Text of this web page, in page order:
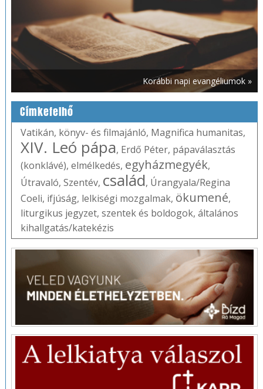
Korábbi napi evangéliumok »
Címkefelhő
Vatikán, könyv- és filmajánló, Magnifica humanitas,
XIV. Leó pápa, Erdő Péter, pápaválasztás
(konklávé), elmélkedés, egyházmegyék,
Útravaló, Szentév, család, Úrangyala/Regina
Coeli, ifjúság, lelkiségi mozgalmak, ökumené,
liturgikus jegyzet, szentek és boldogok, általános
kihallgatás/katekézis